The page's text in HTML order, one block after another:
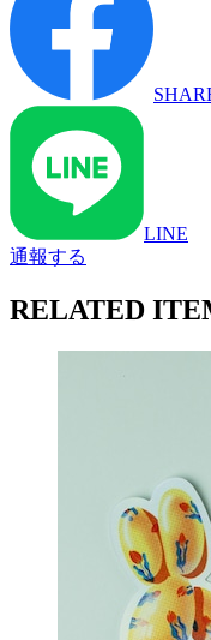
LINE
通報する
RELATED